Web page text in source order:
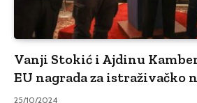
Vanji Stokić i Ajdinu
EU nagrada za istraživačko
25/10/2024